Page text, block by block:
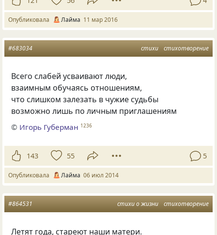
Опубликовала Лайма 11 мар 2016
стихи стихотворение
#683034
Всего слабей усваивают люди,
взаимным обучаясь отношениям,
что слишком залезать в чужие судьбы
возможно лишь по личным приглашениям
© Игорь Губерман 1236
143 55 5
Опубликовала Лайма 06 июл 2014
стихи о жизни стихотворение
#864531
Летят года, стареют наши матери.